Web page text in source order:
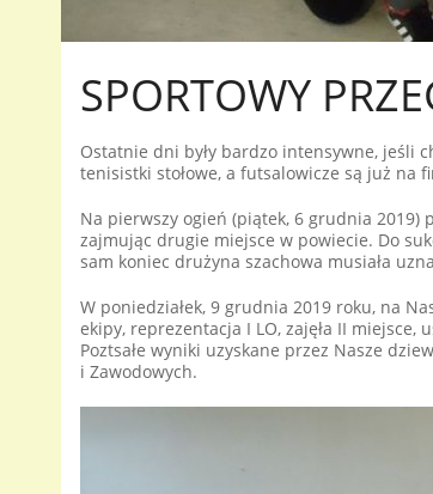
SPORTOWY
Ostatnie dni były bardzo intensywne, jeśli
tenisistki stołowe, a futsalowicze są już na
Na pierwszy ogień (piątek, 6 grudnia 2019)
zajmując drugie miejsce w powiecie. Do
sam koniec drużyna szachowa musiała
W poniedziałek, 9 grudnia 2019 roku, na
ekipy, reprezentacja I LO, zajęła II miejsce,
Poztsałe wyniki uzyskane przez Nasze
i Zawodowych.